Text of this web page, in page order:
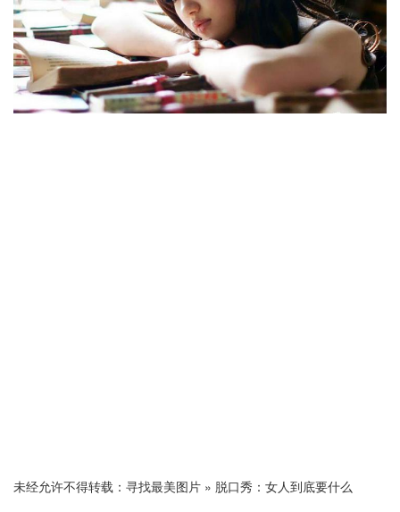
未经允许不得转载： 寻找最美图片 » 脱口秀：女人到底要什么